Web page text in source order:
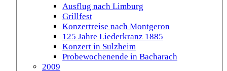
Ausflug nach Limburg
Grillfest
Konzertreise nach Montgeron
125 Jahre Liederkranz 1885
Konzert in Sulzheim
Probewochenende in Bacharach
2009